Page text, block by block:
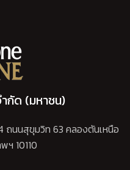
กัด (มหาชน)
ถนนสุขุมวิท 63 คลองตันเหนือ
ฯ 10110